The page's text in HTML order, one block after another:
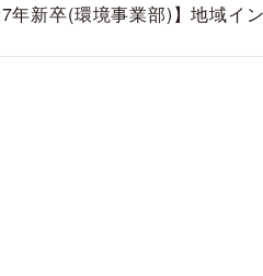
年新卒(環境事業部)】地域イ